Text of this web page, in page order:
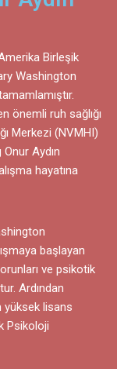
Birleşik
Washington
önemli ruh sağlığı
Merkezi (NVMHI)
Aydın
hayatına
başlayan
ve psikotik
Ardından
yüksek lisans
Psikoloji